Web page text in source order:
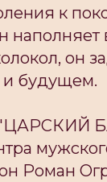
к
наполняет
он
и будущем.
"ЦАРСКИЙ
Роман